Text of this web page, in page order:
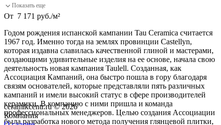
От 7 171 руб./м²
Годом рождения испанской кампании Tau Ceramica считается
1967 год. Именно тогда на землях провинции Castellуn,
которая издавна славилась качественной глиной и мастерами,
создающими удивительные изделия на ее основе, начала свою
деятельность новая кампания Taulell. Созданная, как
Ассоциация Кампаний, она быстро пошла в гору благодаря
связям основателей, которые представляли пять различных
кампаний и имели высокий статус в сфере производителей
керамики. В компанию с ними пришла и команда
профессиональных менеджеров. Целью создания Ассоциации
была разработка нового метода получения глянцевой плитки,
ceramikcentr.ru© 2026
Компания